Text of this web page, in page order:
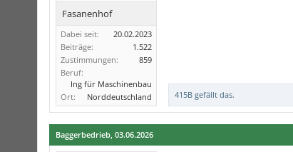
Fasanenhof
Dabei seit:
20.02.2023
Beiträge:
1.522
Zustimmungen:
859
Beruf:
Ing für Maschinenbau
Ort:
Norddeutschland 415B gefällt das.
Baggerbedrieb, 03.06.2026